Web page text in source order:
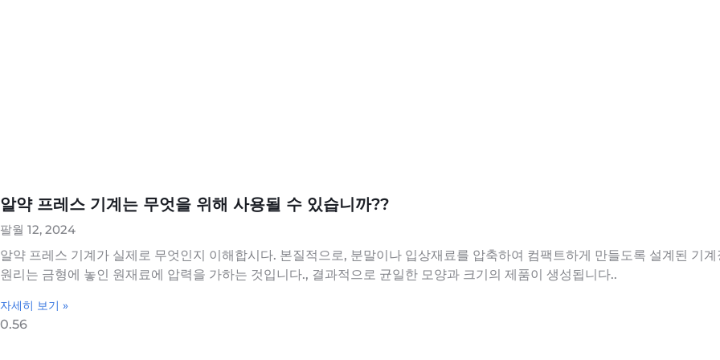
알약 프레스 기계는 무엇을 위해 사용될 수 있습니까??
팔월 12, 2024
알약 프레스 기계가 실제로 무엇인지 이해합시다. 본질적으로, 분말이나 입상재료를 압축하여 컴팩트하게 만들도록 설계된 기
원리는 금형에 놓인 원재료에 압력을 가하는 것입니다., 결과적으로 균일한 모양과 크기의 제품이 생성됩니다..
자세히 보기 »